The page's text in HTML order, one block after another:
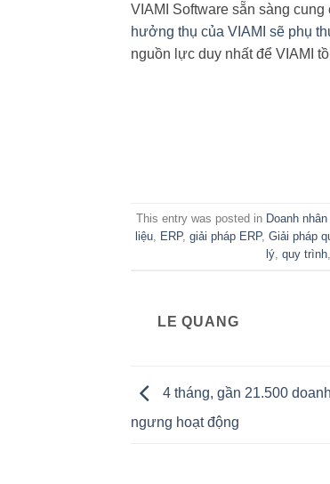
VIAMI Software sẵn sàng
hưởng thụ của VIAMI sẽ phụ
nguồn lực duy nhất để VIAMI
This entry was posted in Doanh
liệu, ERP, giải pháp ERP, Giải pháp
lý ,quy trình
LE QUANG
4 tháng, gần 21.500
ngưng hoạt động